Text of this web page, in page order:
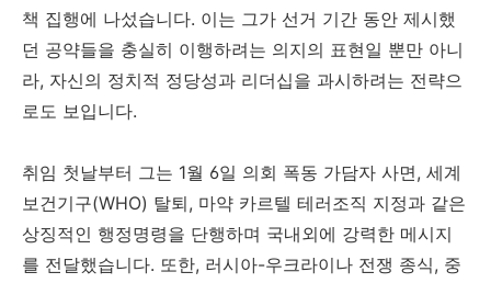
책 집행에 나섰습니다. 이는 그가 선거 기간 동안 제시했
던 공약들을 충실히 이행하려는 의지의 표현일 뿐만 아니
라, 자신의 정치적 정당성과 리더십을 과시하려는 전략으
로도 보입니다.
취임 첫날부터 그는 1월 6일 의회 폭동 가담자 사면, 세계
보건기구(WHO) 탈퇴, 마약 카르텔 테러조직 지정과 같은
상징적인 행정명령을 단행하며 국내외에 강력한 메시지
를 전달했습니다. 또한, 러시아-우크라이나 전쟁 종식, 중